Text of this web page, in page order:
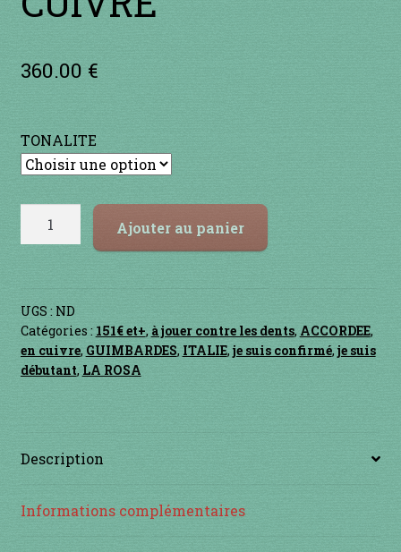
Contact
en bois
en cuivre
en laiton
en plastique
GUIMBARDES
INSTRUMENTS DIVERS
360.00 €
TONALITE
quantité
Ajouter au panier
UGS : ND
Catégories : 151€ et+, à jouer contre les dents, ACCORDEE,
en cuivre, GUIMBARDES, ITALIE, je suis confirmé, je suis
débutant, LA ROSA
Description
Informations complémentaires